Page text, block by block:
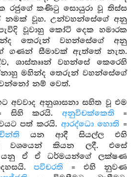
රජුගේ කණිටු සොයුරා වූ තිස්ස
වූහ. උන්වහන්සේගේ අනු
වූවාහු කෝටි දෙක හමාරක
තෙරුන් වහන්සේගේ අනු
ගණන් සීමාවක් ඇත්තේ නැත.
ශාස්තෲන් වහන්සේ කෙරෙහි
මහින්ද තෙරුන් වහන්සේගේ
වන්නෝ නම් වෙත්.
අවවාද අනුශාසනා සහිත වූ එම
සිහි කරයි. අනුවිචක්කෙති =
පත් කරයි. ආරද්ධො හොති =
යන ආදී සියල්ල එහි
වශයෙන් කියන ලදී. එසේ
ඒ ඒ ධර්මයන්ගේ ලක්ෂණ
පවිචරති = එහි නුවණ